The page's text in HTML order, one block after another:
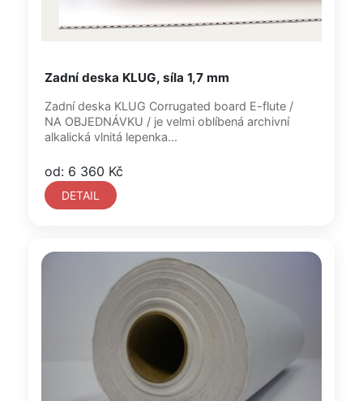
Zadní deska KLUG, síla 1,7 mm
Zadní deska KLUG Corrugated board E-flute /
NA OBJEDNÁVKU / je velmi oblíbená archivní
alkalická vlnitá lepenka...
od: 6 360 Kč
DETAIL